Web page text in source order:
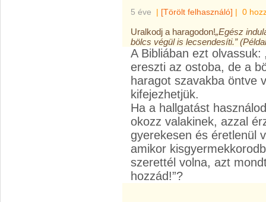
5 éve | [Törölt felhasználó] | 0
Uralkodj a haragodon!„Egész
bölcs végül is lecsendesíti.”
A Bibliában ezt olvassuk:
ereszti az ostoba, de a
haragot szavakba öntve
kifejezhetjük.
Ha a hallgatást
okozz valakinek, azzal
gyerekesen és éretlenül
amikor
szerettél volna, azt
hozzád!”?